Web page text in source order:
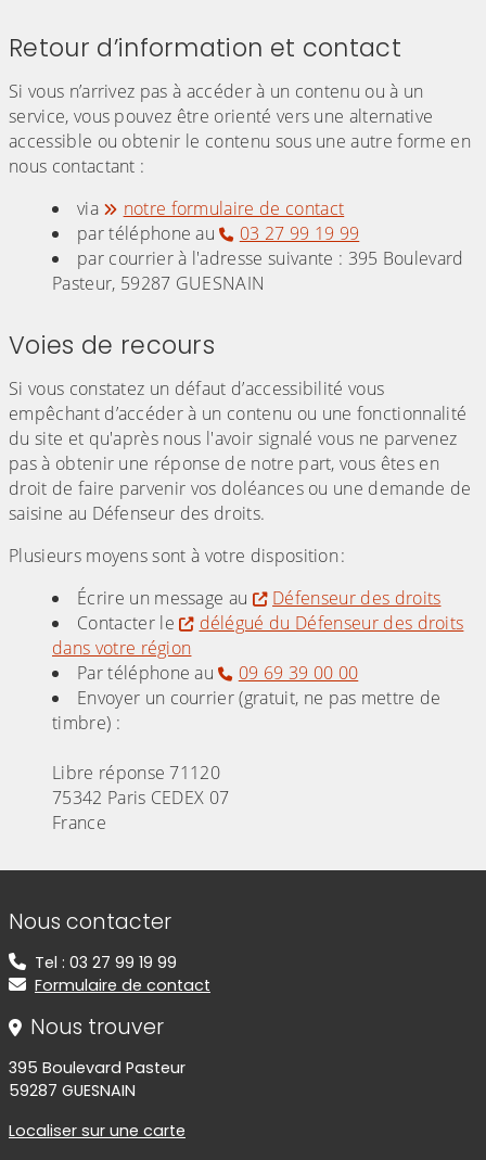
Retour d’information et contact
Si vous n’arrivez pas à accéder à un contenu ou à un
service, vous pouvez être orienté vers une alternative
accessible ou obtenir le contenu sous une autre forme en
nous contactant :
via
notre formulaire de contact
par téléphone au
03 27 99 19 99
par courrier à l'adresse suivante : 395 Boulevard
Pasteur, 59287 GUESNAIN
Voies de recours
Si vous constatez un défaut d’accessibilité vous
empêchant d’accéder à un contenu ou une fonctionnalité
du site et qu'après nous l'avoir signalé vous ne parvenez
pas à obtenir une réponse de notre part, vous êtes en
droit de faire parvenir vos doléances ou une demande de
saisine au Défenseur des droits.
Plusieurs moyens sont à votre disposition :
Écrire un message au
Défenseur des droits
Contacter le
délégué du Défenseur des droits
dans votre région
Par téléphone au
09 69 39 00 00
Envoyer un courrier (gratuit, ne pas mettre de
timbre) :
Libre réponse 71120
75342 Paris CEDEX 07
France
Informations de contact
Nous contacter
Tel : 03 27 99 19 99
Formulaire de contact
Nous trouver
395 Boulevard Pasteur
59287 GUESNAIN
Localiser sur une carte